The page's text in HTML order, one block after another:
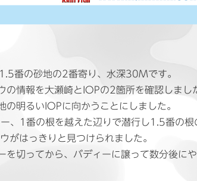
番の砂地の2番寄り、水深30Mです。
情報を大瀬崎とIOPの2箇所を確認しまし
明るいIOPに向かうことにしました。
、1番の根を越えた辺りで潜行し1.5番の根
がはっきりと見つけられました。
を切ってから、バディーに譲って数分後に